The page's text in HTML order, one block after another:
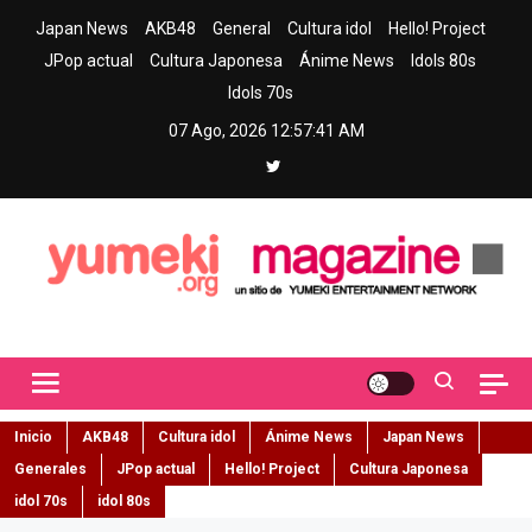
Japan News AKB48 General Cultura idol
Hello! Project
JPop actual
Cultura Japonesa Ánime News
Idols 80s
Idols 70s
07 Ago, 2026 12:57:42 AM
Inicio AKB48 Cultura idol Ánime News
Japan News
Generales
JPop actual Hello! Project
Cultura Japonesa
idol 70s
idol 80s